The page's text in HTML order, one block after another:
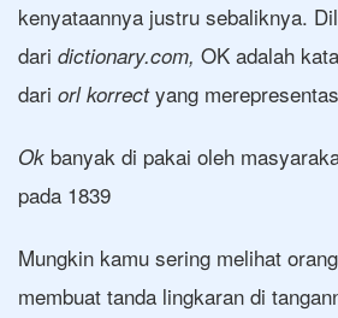
kenyataannya justru sebaliknya.
dari dictionary.com, OK adalah
dari orl korrectyang
Ok banyak di pakai oleh
pada 1839
Mungkin kamu sering melihat
membuat tanda lingkaran di